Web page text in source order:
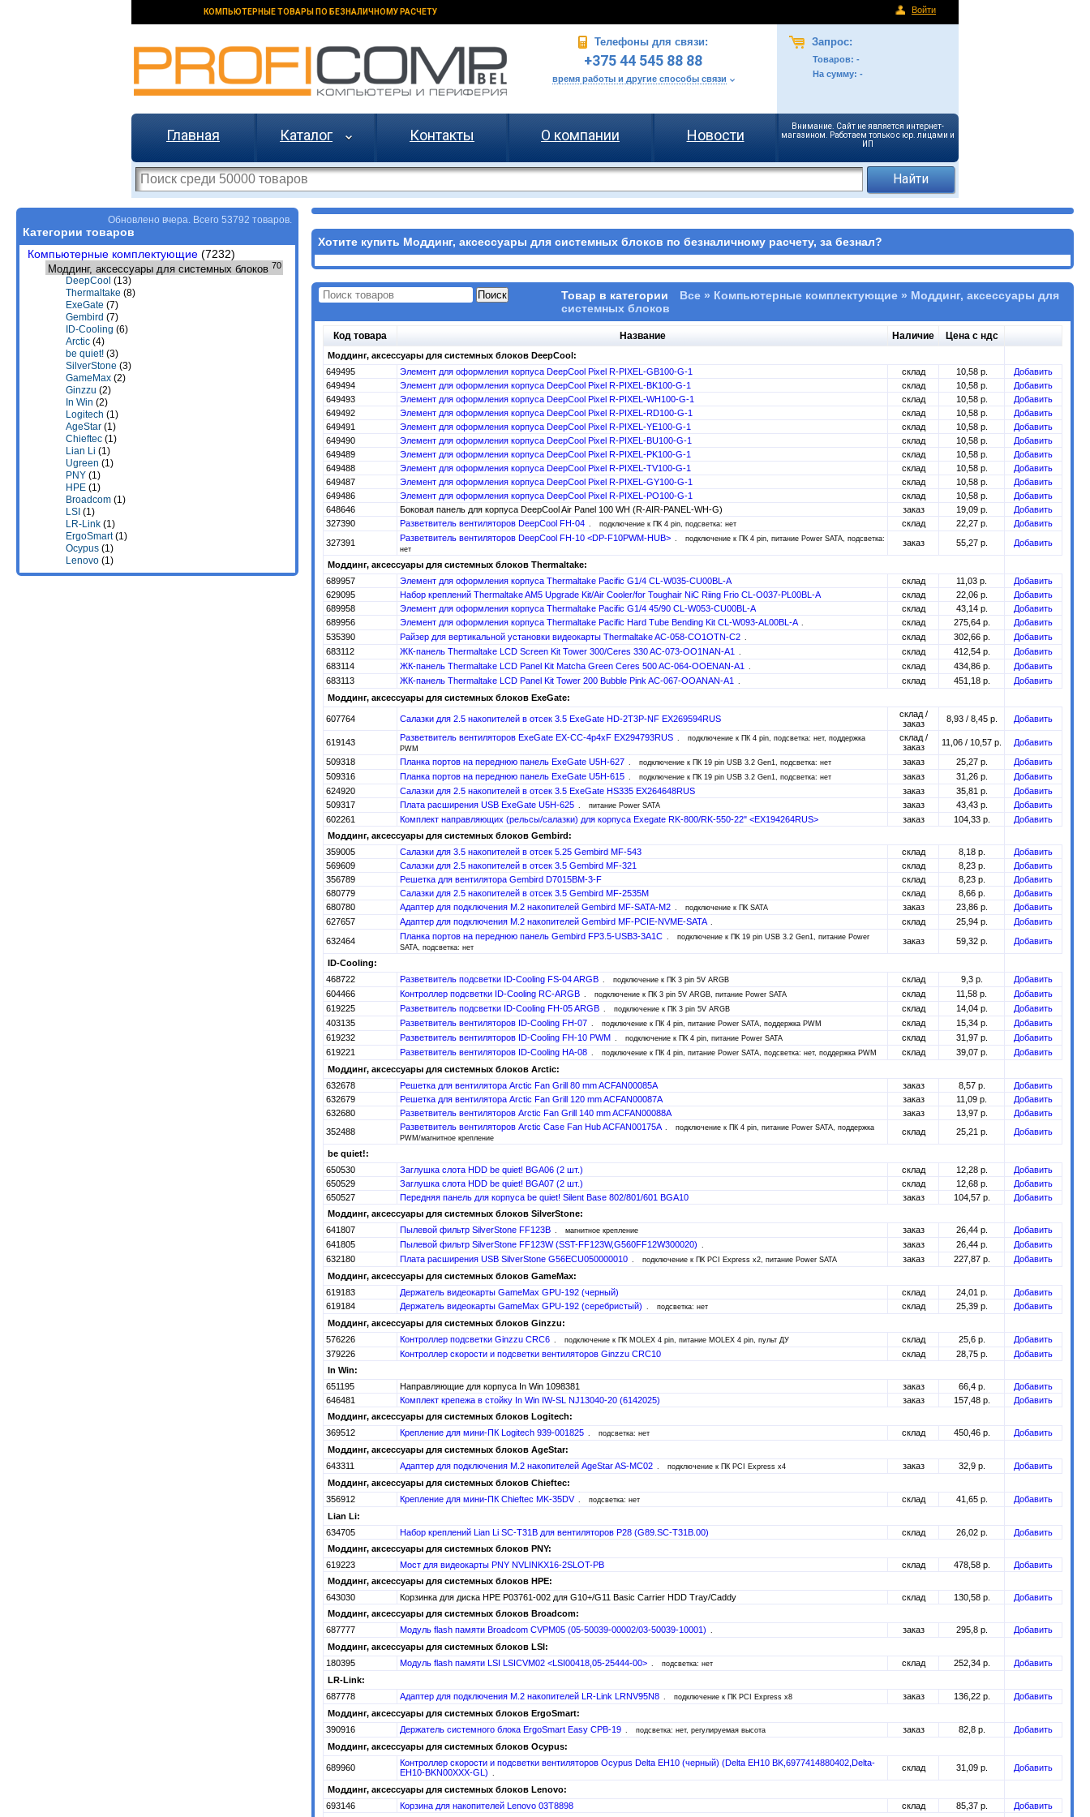
КОМПЬЮТЕРНЫЕ ТОВАРЫ ПО БЕЗНАЛИЧНОМУ РАСЧЕТУ Войти
Телефоны для связи:
+375 44 545 88 88
время работы и другие способы связи
Запрос:
Товаров: -
На сумму: -
Главная Каталог Контакты О компании Новости
Внимание. Сайт не является интернет-
магазином. Работаем только с юр. лицами и
ИП
Обновлено вчера. Всего 53792 товаров.
Категории товаров
Компьютерные комплектующие (7232)
Моддинг, аксессуары для системных блоков 70
DeepCool (13)
Thermaltake (8)
ExeGate (7)
Gembird (7)
ID-Cooling (6)
Arctic (4)
be quiet! (3)
SilverStone (3)
GameMax (2)
Ginzzu (2)
In Win (2)
Logitech (1)
AgeStar (1)
Chieftec (1)
Lian Li (1)
Ugreen (1)
PNY (1)
HPE (1)
Broadcom (1)
LSI (1)
LR-Link (1)
ErgoSmart(1)
Ocypus (1)
Lenovo (1)
Хотите купить Моддинг, аксессуары для системных блоков по безналичному расчету, за безнал?
Товар в категории
Все » Компьютерные комплектующие » Моддинг, аксессуары для
системных блоков
Код товара Название Наличие Цена с ндс
Моддинг, аксессуары для системных блоков DeepCool:
649495
Элемент для оформления корпуса DeepCool Pixel R-PIXEL-GB100-G-1 склад 10,58 р.
Добавить
649494
Элемент для оформления корпуса DeepCool Pixel R-PIXEL-BK100-G-1 склад 10,58 р.
Добавить
649493
Элемент для оформления корпуса DeepCool Pixel R-PIXEL-WH100-G-1 склад 10,58 р.
Добавить
649492
Элемент для оформления корпуса DeepCool Pixel R-PIXEL-RD100-G-1 склад 10,58 р.
Добавить
649491
Элемент для оформления корпуса DeepCool Pixel R-PIXEL-YE100-G-1 склад 10,58 р.
Добавить
649490
Элемент для оформления корпуса DeepCool Pixel R-PIXEL-BU100-G-1 склад 10,58 р.
Добавить
649489
Элемент для оформления корпуса DeepCool Pixel R-PIXEL-PK100-G-1 склад 10,58 р.
Добавить
649488
Элемент для оформления корпуса DeepCool Pixel R-PIXEL-TV100-G-1 склад 10,58 р.
Добавить
649487
Элемент для оформления корпуса DeepCool Pixel R-PIXEL-GY100-G-1 склад 10,58 р.
Добавить
649486
Элемент для оформления корпуса DeepCool Pixel R-PIXEL-PO100-G-1 склад 10,58 р.
Добавить
648646
Боковая панель для корпуса DeepCool Air Panel 100 WH (R-AIR-PANEL-WH-G) заказ 19,09 р.
Добавить
327390
Разветвитель вентиляторов DeepCool FH-04 подключение к ПК 4 pin, подсветка: нет склад 22,27 р.
Добавить
327391
Разветвитель вентиляторов DeepCool FH-10 <DP-F10PWM-HUB>
подключение к ПК 4 pin, питание Power SATA, подсветка:
нет
заказ 55,27 р. Добавить
Моддинг, аксессуары для системных блоков Thermaltake:
689957
Элемент для оформления корпуса Thermaltake Pacific G1/4 CL-W035-CU00BL-A склад 11,03 р.
Добавить
629095
Набор креплений Thermaltake AM5 Upgrade Kit/Air Cooler/for Toughair NiC Riing Frio CL-O037-PL00BL-A склад 22,06 р.
Добавить
689958
Элемент для оформления корпуса Thermaltake Pacific G1/4 45/90 CL-W053-CU00BL-A склад 43,14 р.
Добавить
689956
Элемент для оформления корпуса Thermaltake Pacific Hard Tube Bending Kit CL-W093-AL00BL-A склад 275,64 р.
Добавить
535390
Райзер для вертикальной установки видеокарты Thermaltake AC-058-CO1OTN-C2 склад 302,66 р.
Добавить
683112
ЖК-панель Thermaltake LCD Screen Kit Tower 300/Ceres 330 AC-073-OO1NAN-A1 склад 412,54 р.
Добавить
683114
ЖК-панель Thermaltake LCD Panel Kit Matcha Green Ceres 500 AC-064-OOENAN-A1 склад 434,86 р.
Добавить
683113
ЖК-панель Thermaltake LCD Panel Kit Tower 200 Bubble Pink AC-067-OOANAN-A1 склад 451,18 р.
Добавить
Моддинг, аксессуары для системных блоков ExeGate:
607764 Салазки для 2.5 накопителей в отсек 3.5 ExeGate HD-2T3P-NF EX269594RUS
склад /
заказ
8,93 / 8,45 р. Добавить
619143 Разветвитель вентиляторов ExeGate EX-CC-4p4xF EX294793RUS
подключение к ПК 4 pin, подсветка: нет, поддержка
PWM
склад /
заказ
11,06 / 10,57 р.
Добавить
509318
Планка портов на переднюю панель ExeGate U5H-627 подключение к ПК 19 pin USB 3.2 Gen1, подсветка: нет заказ 25,27 р.
Добавить
509316
Планка портов на переднюю панель ExeGate U5H-615 подключение к ПК 19 pin USB 3.2 Gen1, подсветка: нет заказ 31,26 р.
Добавить
624920
Салазки для 2.5 накопителей в отсек 3.5 ExeGate HS335 EX264648RUS заказ 35,81 р.
Добавить
509317
Плата расширения USB ExeGate U5H-625 питание Power SATA заказ 43,43 р.
Добавить
602261
Комплект направляющих (рельсы/салазки) для корпуса Exegate RK-800/RK-550-22" <EX194264RUS> заказ 104,33 р.
Добавить
Моддинг, аксессуары для системных блоков Gembird:
359005
Салазки для 3.5 накопителей в отсек 5.25 Gembird MF-543 склад 8,18 р.
Добавить
569609
Салазки для 2.5 накопителей в отсек 3.5 Gembird MF-321 склад 8,23 р.
Добавить
356789
Решетка для вентилятора Gembird D7015BM-3-F склад 8,23 р.
Добавить
680779
Салазки для 2.5 накопителей в отсек 3.5 Gembird MF-2535M склад 8,66 р.
Добавить
680780
Адаптер для подключения M.2 накопителей Gembird MF-SATA-M2 подключение к ПК SATA заказ 23,86 р.
Добавить
627657
Адаптер для подключения M.2 накопителей Gembird MF-PCIE-NVME-SATA склад 25,94 р.
Добавить
632464
Планка портов на переднюю панель Gembird FP3.5-USB3-3A1C
подключение к ПК 19 pin USB 3.2 Gen1, питание Power
SATA, подсветка: нет
заказ 59,32 р. Добавить
ID-Cooling:
468722
Разветвитель подсветки ID-Cooling FS-04 ARGB подключение к ПК 3 pin 5V ARGB склад 9,3 р.
Добавить
604466
Контроллер подсветки ID-Cooling RC-ARGB подключение к ПК 3 pin 5V ARGB, питание Power SATA склад 11,58 р.
Добавить
619225
Разветвитель подсветки ID-Cooling FH-05 ARGB подключение к ПК 3 pin 5V ARGB склад 14,04 р.
Добавить
403135
Разветвитель вентиляторов ID-Cooling FH-07 подключение к ПК 4 pin, питание Power SATA, поддержка PWM склад 15,34 р.
Добавить
619232
Разветвитель вентиляторов ID-Cooling FH-10 PWM подключение к ПК 4 pin, питание Power SATA склад 31,97 р.
Добавить
619221
Разветвитель вентиляторов ID-Cooling HA-08 подключение к ПК 4 pin, питание Power SATA, подсветка: нет, поддержка PWM склад 39,07 р.
Добавить
Моддинг, аксессуары для системных блоков Arctic:
632678
Решетка для вентилятора Arctic Fan Grill 80 mm ACFAN00085A заказ 8,57 р.
Добавить
632679
Решетка для вентилятора Arctic Fan Grill 120 mm ACFAN00087A заказ 11,09 р.
Добавить
632680
Разветвитель вентиляторов Arctic Fan Grill 140 mm ACFAN00088A заказ 13,97 р.
Добавить
352488
Разветвитель вентиляторов Arctic Case Fan Hub ACFAN00175A
подключение к ПК 4 pin, питание Power SATA, поддержка
PWM/магнитное крепление
склад 25,21 р. Добавить
be quiet!:
650530
Заглушка слота HDD be quiet! BGA06 (2 шт.) склад 12,28 р.
Добавить
650529
Заглушка слота HDD be quiet! BGA07 (2 шт.) склад 12,68 р.
Добавить
650527
Передняя панель для корпуса be quiet! Silent Base 802/801/601 BGA10 заказ 104,57 р.
Добавить
Моддинг, аксессуары для системных блоков SilverStone:
641807
Пылевой фильтр SilverStone FF123B магнитное крепление заказ 26,44 р.
Добавить
641805
Пылевой фильтр SilverStone FF123W (SST-FF123W,G560FF12W300020) заказ 26,44 р.
Добавить
632180
Плата расширения USB SilverStone G56ECU050000010 подключение к ПК PCI Express x2, питание Power SATA заказ 227,87 р.
Добавить
Моддинг, аксессуары для системных блоков GameMax:
619183
Держатель видеокарты GameMax GPU-192 (черный) склад 24,01 р.
Добавить
619184
Держатель видеокарты GameMax GPU-192 (серебристый) подсветка: нет склад 25,39 р.
Добавить
Моддинг, аксессуары для системных блоков Ginzzu:
576226
Контроллер подсветки Ginzzu CRC6 подключение к ПК MOLEX 4 pin, питание MOLEX 4 pin, пульт ДУ склад 25,6 р.
Добавить
379226
Контроллер скорости и подсветки вентиляторов Ginzzu CRC10 склад 28,75 р.
Добавить
In Win:
651195
Направляющие для корпуса In Win 1098381 заказ 66,4 р.
Добавить
646481
Комплект крепежа в стойку In Win IW-SL NJ13040-20 (6142025) заказ 157,48 р.
Добавить
Моддинг, аксессуары для системных блоков Logitech:
369512
Крепление для мини-ПК Logitech 939-001825 подсветка: нет склад 450,46 р.
Добавить
Моддинг, аксессуары для системных блоков AgeStar:
643311
Адаптер для подключения M.2 накопителей AgeStar AS-MC02 подключение к ПК PCI Express x4 заказ 32,9 р.
Добавить
Моддинг, аксессуары для системных блоков Chieftec:
356912
Крепление для мини-ПК Chieftec MK-35DV подсветка: нет склад 41,65 р.
Добавить
Lian Li:
634705
Набор креплений Lian Li SC-T31B для вентиляторов P28 (G89.SC-T31B.00) склад 26,02 р.
Добавить
Моддинг, аксессуары для системных блоков PNY:
619223
Мост для видеокарты PNY NVLINKX16-2SLOT-PB склад 478,58 р.
Добавить
Моддинг, аксессуары для системных блоков HPE:
643030
Корзинка для диска HPE P03761-002 для G10+/G11 Basic Carrier HDD Tray/Caddy склад 130,58 р.
Добавить
Моддинг, аксессуары для системных блоков Broadcom:
687777
Модуль flash памяти Broadcom CVPM05 (05-50039-00002/03-50039-10001) заказ 295,8 р.
Добавить
Моддинг, аксессуары для системных блоков LSI:
180395
Модуль flash памяти LSI LSICVM02 <LSI00418,05-25444-00> подсветка: нет склад 252,34 р.
Добавить
LR-Link:
687778
Адаптер для подключения M.2 накопителей LR-Link LRNV95N8 подключение к ПК PCI Express x8 заказ 136,22 р.
Добавить
Моддинг, аксессуары для системных блоков ErgoSmart:
390916
Держатель системного блока ErgoSmart Easy CPB-19 подсветка: нет, регулируемая высота заказ 82,8 р.
Добавить
Моддинг, аксессуары для системных блоков Ocypus:
689960
Контроллер скорости и подсветки вентиляторов Ocypus Delta EH10 (черный) (Delta EH10 BK,6977414880402,Delta-
EH10-BKN00XXX-GL)
склад 31,09 р. Добавить
Моддинг, аксессуары для системных блоков Lenovo:
693146
Корзина для накопителей Lenovo 03T8898 склад 85,37 р. Добавить